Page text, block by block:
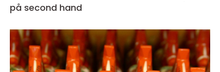
på second hand